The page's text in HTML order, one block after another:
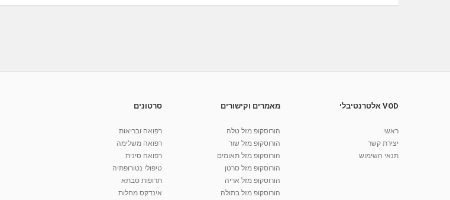
VOD אלטרנטיבלי
ראשי
יצירת קשר
תנאי השימוש
מאמרים וקישורים
הורוסקופ מזל טלה
הורוסקופ מזל שור
הורוסקופ מזל תאומים
הורוסקופ מזל סרטן
הורוסקופ מזל אריה
הורוסקופ מזל בתולה
סרטונים
רפואה ובריאות
רפואה משלימה
רפואה סינית
טיפולי נטורופתיה
תרופות סבתא
אינדקס מחלות